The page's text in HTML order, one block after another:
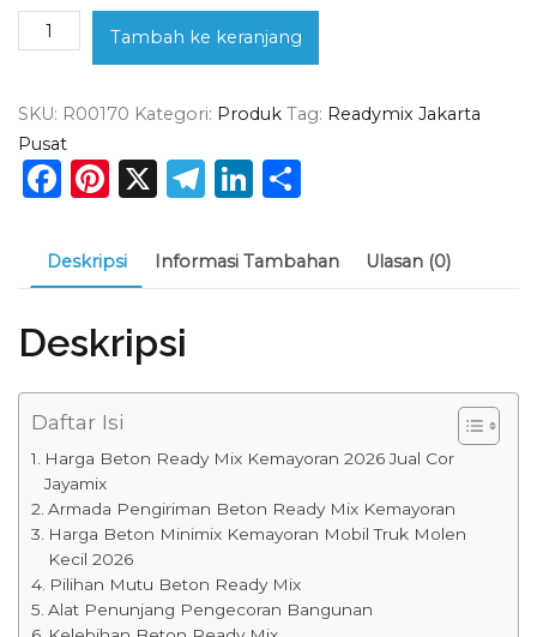
Kuantitas
Harga
Ready
Mix
Kemayoran
2026
Tambah ke keranjang
SKU: R00170 Kategori: Produk Tag: Readymix Jakarta
Pusat
Facebook
Pinterest
X Telegram
LinkedIn
Deskripsi Informasi Tambahan Ulasan (0)
Deskripsi
Daftar Isi
Harga Beton Ready Mix Kemayoran 2026 Jual Cor
Jayamix
Armada Pengiriman Beton Ready Mix Kemayoran
Harga Beton Minimix Kemayoran Mobil Truk Molen
Kecil 2026
Pilihan Mutu Beton Ready Mix
Alat Penunjang Pengecoran Bangunan